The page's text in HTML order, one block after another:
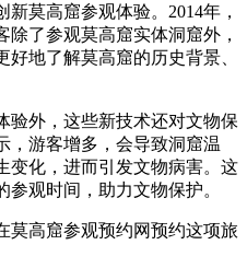
莫高窟参观体验。2014年，
了参观莫高窟实体洞窟外，
地了解莫高窟的历史背景、
外，这些新技术还对文物保
，游客增多，会导致洞窟温
变化，进而引发文物病害。这
观时间，助力文物保护。
高窟参观预约网预约这项旅